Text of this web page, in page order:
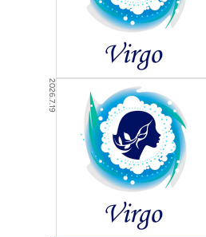
2026.7.19